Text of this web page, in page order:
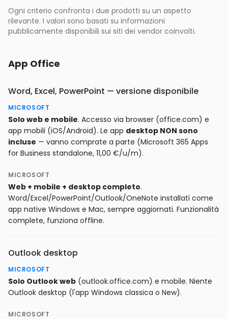
Ogni criterio confronta i due prodotti su un aspetto
rilevante. I valori sono basati su informazioni
pubblicamente disponibili sui siti dei vendor coinvolti.
App Office
Word, Excel, PowerPoint — versione disponibile
MICROSOFT
Solo web e mobile. Accesso via browser (office.com) e
app mobili (iOS/Android). Le app desktop NON sono
incluse — vanno comprate a parte (Microsoft 365 Apps
for Business standalone, 11,00 €/u/m).
MICROSOFT
Web + mobile + desktop completo.
Word/Excel/PowerPoint/Outlook/OneNote installati come
app native Windows e Mac, sempre aggiornati. Funzionalità
complete, funziona offline.
Outlook desktop
MICROSOFT
Solo Outlook web (outlook.office.com) e mobile. Niente
Outlook desktop (l'app Windows classica o New).
MICROSOFT